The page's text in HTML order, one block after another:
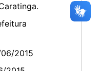
2015